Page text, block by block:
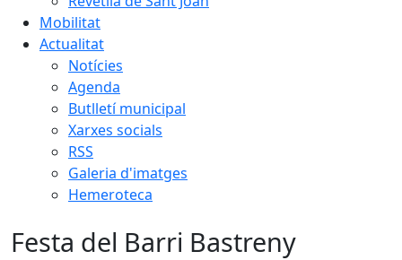
Mobilitat
Actualitat
Notícies
Agenda
Butlletí municipal
Xarxes socials
RSS
Galeria d'imatges
Hemeroteca
Festa del Barri Bastreny